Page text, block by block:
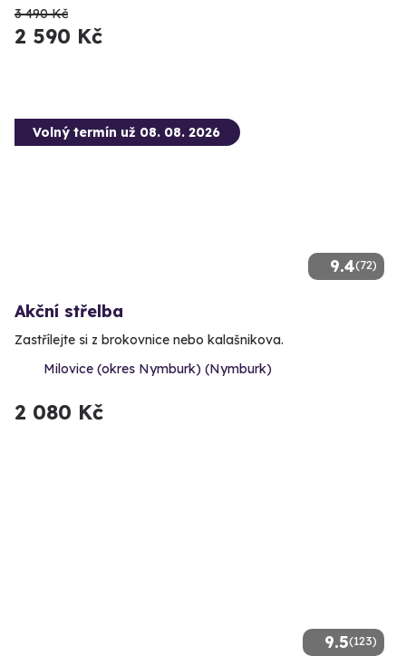
3 490 Kč
2 590 Kč
9.4(72)
Volný termín už 08. 08. 2026
Akční střelba
Zastřílejte si z brokovnice nebo kalašnikova.
Milovice (okres Nymburk) (Nymburk)
2 080 Kč
9.5(123)